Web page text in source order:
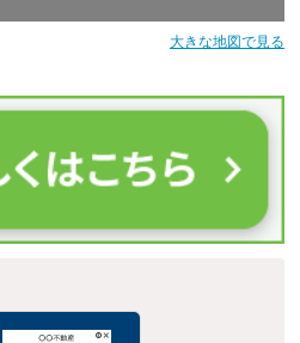
大きな地図で見る